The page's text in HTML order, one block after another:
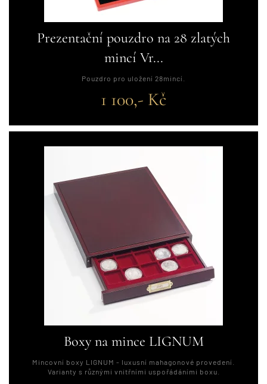
Prezentační pouzdro na 28 zlatých
mincí Vr...
Pouzdro pro uložení 28mincí.
1 100,- Kč
Boxy na mince LIGNUM
Mincovní boxy LIGNUM - luxusní mahagonové provedení.
Varianty s různými vnitřními uspořádáními boxu.